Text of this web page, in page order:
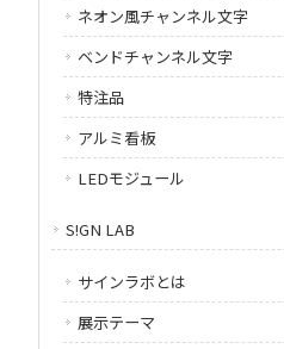
ネオン風チャンネル文字
ベンドチャンネル文字
特注品
アルミ看板
LEDモジュール
S!GN LAB
サインラボとは
展示テーマ